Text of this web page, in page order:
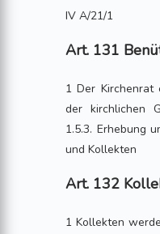
IV A/21/1
Art. 131
1 Der Kirchenrat
der kirchlichen
1.5.3. Erhebung
und Kollekten
Art. 132
1 Kollekten